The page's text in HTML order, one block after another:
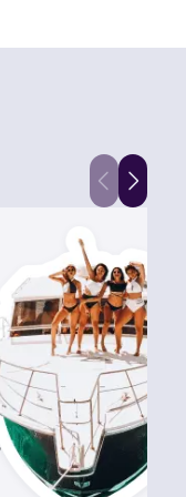
ー
な再発見があるかも!?
から眺める一味違った
楽しもう！